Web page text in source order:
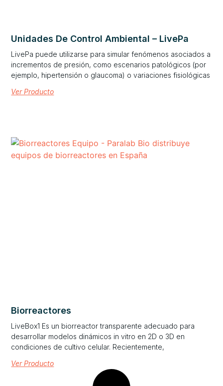
Unidades De Control Ambiental – LivePa
LivePa puede utilizarse para simular fenómenos asociados a
incrementos de presión, como escenarios patológicos (por
ejemplo, hipertensión o glaucoma) o variaciones fisiológicas
Ver Producto
Biorreactores
LiveBox1 Es un biorreactor transparente adecuado para
desarrollar modelos dinámicos in vitro en 2D o 3D en
condiciones de cultivo celular. Recientemente,
Ver Producto